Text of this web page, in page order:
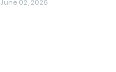
June 02, 2026